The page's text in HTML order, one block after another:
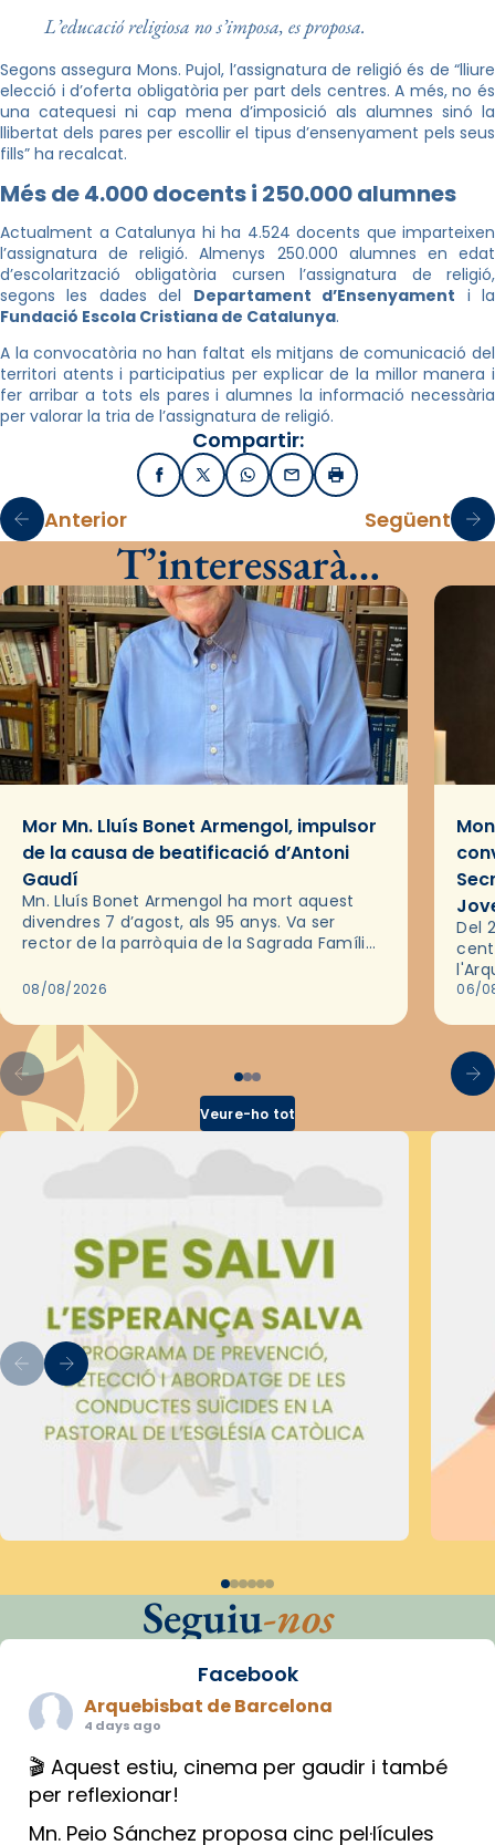
L’educació religiosa no s’imposa, es proposa.
Segons assegura Mons. Pujol, l’assignatura de religió és de “lliure
elecció i d’oferta obligatòria per part dels centres. A més, no és
una catequesi ni cap mena d’imposició als alumnes sinó la
llibertat dels pares per escollir el tipus d’ensenyament pels seus
fills” ha recalcat.
Més de 4.000 docents i 250.000 alumnes
Actualment a Catalunya hi ha 4.524 docents que imparteixen
l’assignatura de religió. Almenys 250.000 alumnes en edat
d’escolarització obligatòria cursen l’assignatura de religió,
segons les dades del Departament d’Ensenyament i la
Fundació Escola Cristiana de Catalunya.
A la convocatòria no han faltat els mitjans de comunicació del
territori atents i participatius per explicar de la millor manera i
fer arribar a tots els pares i alumnes la informació necessària
per valorar la tria de l’assignatura de religió.
Compartir:
FacebookX / TwitterWhatsApp
EmailImprimir
Anterior Següent
T’interessarà…
Mor Mn. Lluís Bonet Armengol, impulsor
de la causa de beatificació d’Antoni
Gaudí
Mn. Lluís Bonet Armengol ha mort aquest
divendres 7 d’agost, als 95 anys. Va ser
rector de la parròquia de la Sagrada Família
2018,…
08/08/2026
Del
les
06/
Veure-ho tot
Seguiu-nos
Facebook
Arquebisbat de Barcelona
4 days ago
🎬 Aquest estiu, cinema per gaudir i també
per reflexionar!
Mn. Peio Sánchez proposa cinc pel·lícules